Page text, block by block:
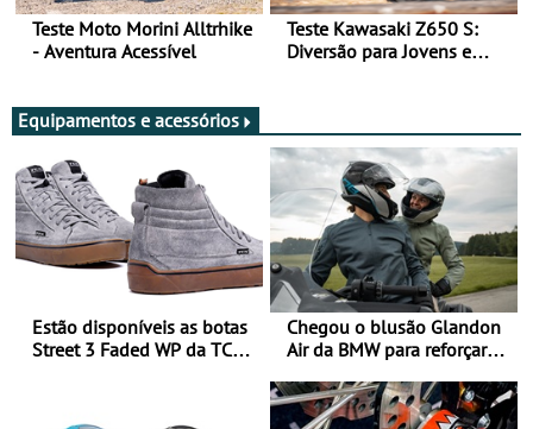
Teste Moto Morini Alltrhike
- Aventura Acessível
Teste Kawasaki Z650 S:
Diversão para Jovens e
Equipamentos e acessórios
Estão disponíveis as botas
Street 3 Faded WP da TCX
Chegou o blusão Glandon
Air da BMW para reforçar
verão